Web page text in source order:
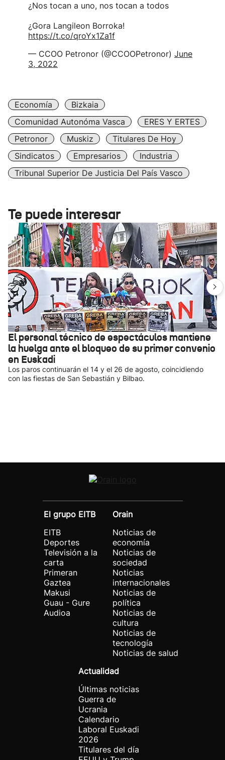
¿Nos tocan a uno, nos tocan a todos
¿Gora Langileon Borroka!
https://t.co/qroYx1Za1f
— CCOO Petronor (@CCOOPetronor) June
3, 2022
Economía
Bizkaia
Comunidad Autonóma Vasca
ERES Y ERTES
Petronor
Muskiz
Titulares De Hoy
Sindicatos
Empresarios
Industria
Tribunal Superior De Justicia Del País Vasco
Te puede interesar
El personal técnico de espectáculos mantiene
la huelga ante el bloqueo de su primer convenio
en Euskadi
Los paros continuarán el 14 y el 26 de agosto, coincidiendo
con las fiestas de San Sebastián y Bilbao.
El grupo EITB
EITB
Deportes
Televisión a la
carta
Primeran
Gaztea
Makusi
Guau - Gure
Audioa
Orain
Noticias de
economía
Noticias de
sociedad
Noticias
internacionales
Noticias de
política
Noticias de
cultura
Noticias de
tecnología
Noticias de salud
Actualidad
Últimas noticias
Guerra de
Ucrania
Calendario
Laboral Euskadi
2026
Titulares del día